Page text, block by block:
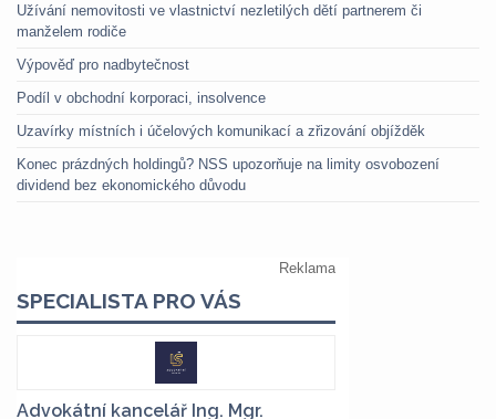
Užívání nemovitosti ve vlastnictví nezletilých dětí partnerem či
manželem rodiče
Výpověď pro nadbytečnost
Podíl v obchodní korporaci, insolvence
Uzavírky místních i účelových komunikací a zřizování objížděk
Konec prázdných holdingů? NSS upozorňuje na limity osvobození
dividend bez ekonomického důvodu